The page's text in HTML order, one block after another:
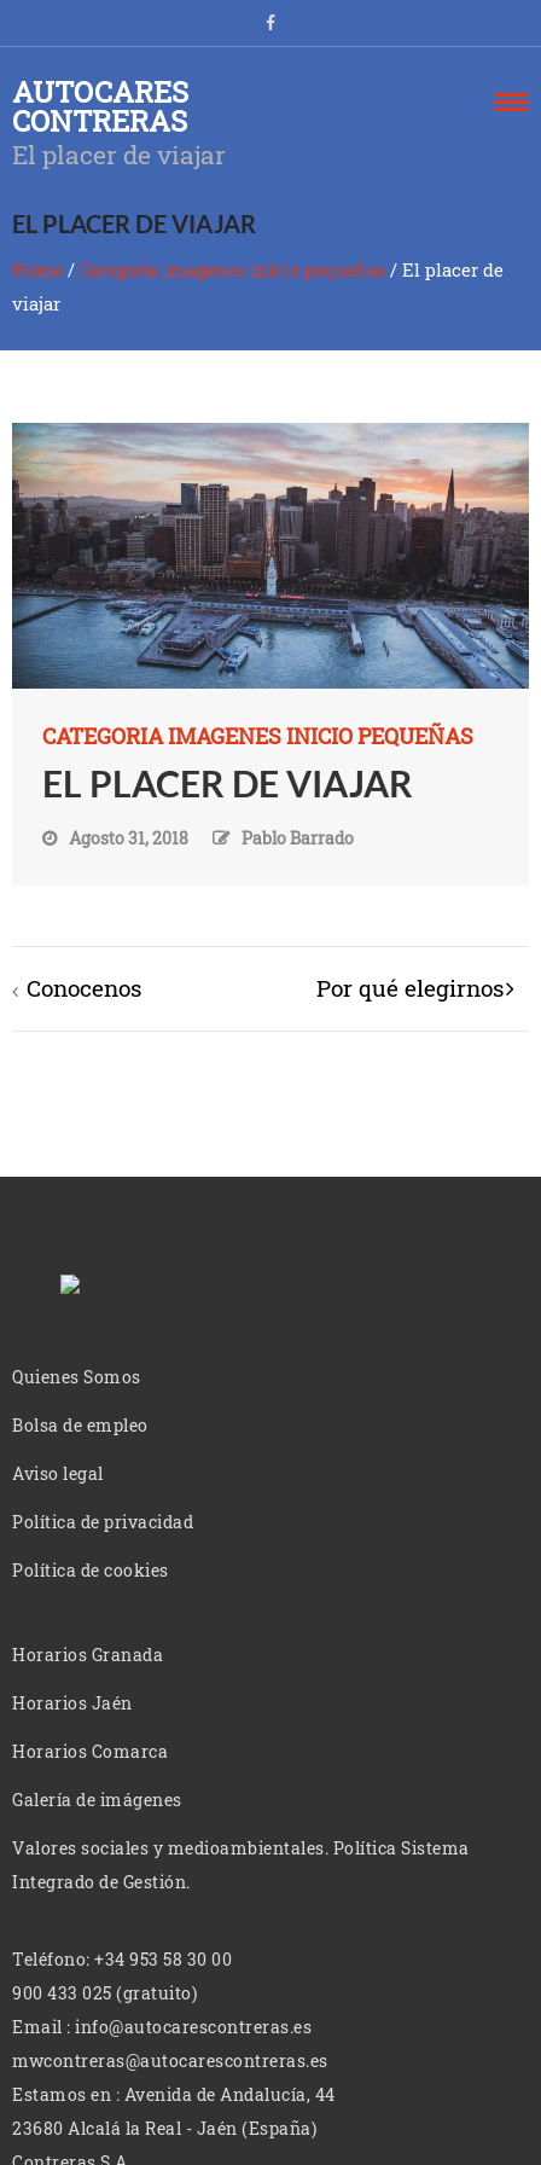
AUTOCARES
CONTRERAS
El placer de viajar
EL PLACER DE VIAJAR
Home / Categoria imagenes inicio pequeñas / El placer de
viajar
CATEGORIA IMAGENES INICIO PEQUEÑAS
EL PLACER DE VIAJAR
Agosto 31, 2018 Pablo Barrado
Conocenos Por qué elegirnos
Quienes Somos
Bolsa de empleo
Aviso legal
Política de privacidad
Política de cookies
Horarios Granada
Horarios Jaén
Horarios Comarca
Galería de imágenes
Valores sociales y medioambientales. Política Sistema
Integrado de Gestión.
Teléfono: +34 953 58 30 00
900 433 025 (gratuito)
Email : info@autocarescontreras.es
mwcontreras@autocarescontreras.es
Estamos en : Avenida de Andalucía, 44
23680 Alcalá la Real - Jaén (España)